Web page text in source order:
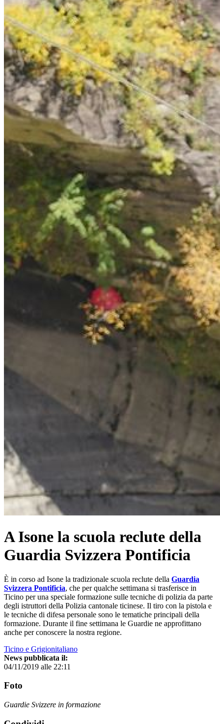
A Isone la scuola reclute della
Guardia Svizzera Pontificia
È in corso ad Isone la tradizionale scuola reclute della Guardia
Svizzera Pontificia, che per qualche settimana si trasferisce in
Ticino per una speciale formazione sulle tecniche di polizia da parte
degli istruttori della Polizia cantonale ticinese. Il tiro con la pistola e
le tecniche di difesa personale sono le tematiche principali della
formazione. Durante il fine settimana le Guardie ne approfittano
anche per conoscere la nostra regione.
Ticino e Grigionitaliano
News pubblicata il:
04/11/2019 alle 22:11
Foto
Guardie Svizzere in formazione